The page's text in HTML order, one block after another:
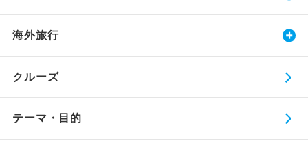
海外旅行
クルーズ
テーマ・目的